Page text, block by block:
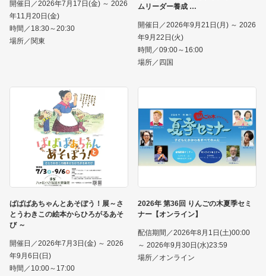
開催日／2026年7月17日(金) ～ 2026
年11月20日(金)
時間／18:30～20:30
場所／関東
ムリーダー養成
開催日／2026年9月21日(月) ～ 2026
年9月22日(火)
時間／09:00～16:00
場所／四国
ばばばあちゃんとあそぼう！展～さ
とうわきこの絵本からひろがるあそ
び ～
開催日／2026年7月3日(金) ～ 2026
年9月6日(日)
時間／10:00～17:00
2026年 第36回 りんごの木夏季セミ
ナー【オンライン】
配信期間／2026年8月1日(土)00:00
～ 2026年9月30日(水)23:59
場所／オンライン